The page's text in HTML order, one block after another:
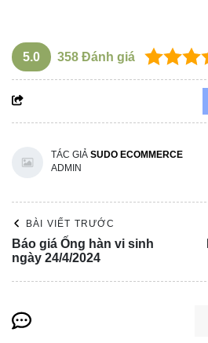
5.0 358 Đánh giá
TÁC GIẢ SUDO ECOMMERCE
ADMIN
BÀI VIẾT TRƯỚC
Báo giá Ống hàn vi sinh
ngày 24/4/2024